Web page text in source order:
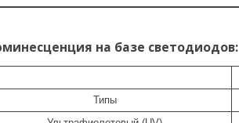
на базе светодиодов:
Типы